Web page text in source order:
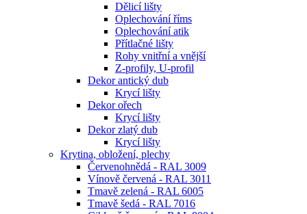
Dělicí lišty
Oplechování říms
Oplechování atik
Přítlačné lišty
Rohy vnitřní a vnější
Z-profily, U-profil
Dekor antický dub
Krycí lišty
Dekor ořech
Krycí lišty
Dekor zlatý dub
Krycí lišty
Krytina, obložení, plechy
Červenohnědá - RAL 3009
Vínově červená - RAL 3011
Tmavě zelená - RAL 6005
Tmavě šedá - RAL 7016